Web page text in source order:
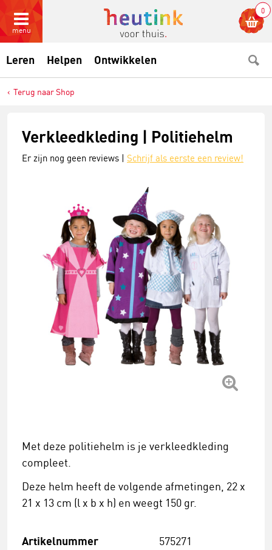
menu
0
Leren Helpen Ontwikkelen
Terug naar Shop
Verkleedkleding | Politiehelm
Er zijn nog geen reviews | Schrijf als eerste een review!
Met deze politiehelm is je verkleedkleding
compleet.
Deze helm heeft de volgende afmetingen, 22 x
21 x 13 cm (l x b x h) en weegt 150 gr.
Artikelnummer 575271